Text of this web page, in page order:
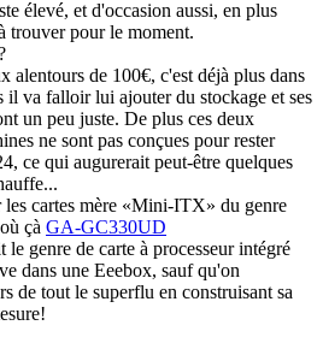
élevé, et d'occasion aussi, en plus
trouver pour le moment.
alentours de 100€, c'est déjà plus dans
il va falloir lui ajouter du stockage et ses
un peu juste. De plus ces deux
ne sont pas conçues pour rester
ce qui augurerait peut-être quelques
les cartes mère «Mini-ITX» du genre
où çà GA-GC330UD
le genre de carte à processeur intégré
dans une Eeebox, sauf qu'on
de tout le superflu en construisant sa